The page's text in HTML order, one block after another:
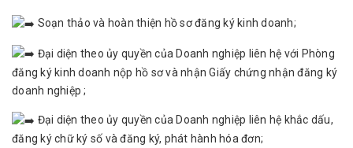
Soạn thảo và hoàn thiện hồ sơ đăng ký kinh doanh;
Đại diện theo ủy quyền của Doanh nghiệp liên hệ với Phòng
đăng ký kinh doanh nộp hồ sơ và nhận Giấy chứng nhận đăng ký
doanh nghiệp ;
Đại diện theo ủy quyền của Doanh nghiệp liên hệ khắc dấu,
đăng ký chữ ký số và đăng ký, phát hành hóa đơn;